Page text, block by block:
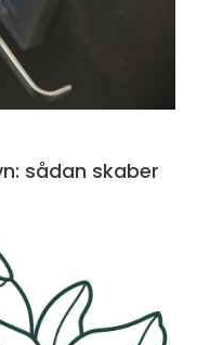
sådan skaber